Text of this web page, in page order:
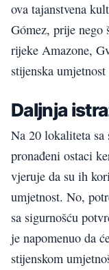
ova tajanstvena
Gómez, prije nego
rijeke Amazone,
stijenska
Daljnja
Na 20 lokaliteta sa
pronađeni ostaci
vjeruje da su ih
umjetnost. No,
sa sigurnošću
je napomenuo da
stijenskom